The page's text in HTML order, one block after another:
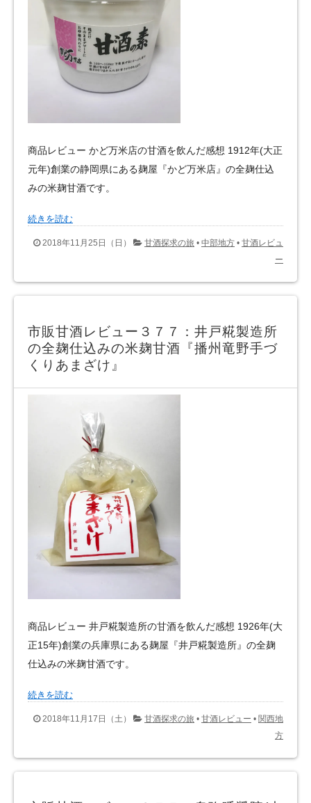
商品レビュー かど万米店の甘酒を飲んだ感想 1912年(大正
元年)創業の静岡県にある麹屋『かど万米店』の全麹仕込
みの米麹甘酒です。
続きを読む
2018年11月25日（日） 甘酒探求の旅 • 中部地方 • 甘酒レビュ
ー
市販甘酒レビュー３７７：井戸糀製造所
の全麹仕込みの米麹甘酒『播州竜野手づ
くりあまざけ』
商品レビュー 井戸糀製造所の甘酒を飲んだ感想 1926年(大
正15年)創業の兵庫県にある麹屋『井戸糀製造所』の全麹
仕込みの米麹甘酒です。
続きを読む
2018年11月17日（土） 甘酒探求の旅 • 甘酒レビュー • 関西地
方